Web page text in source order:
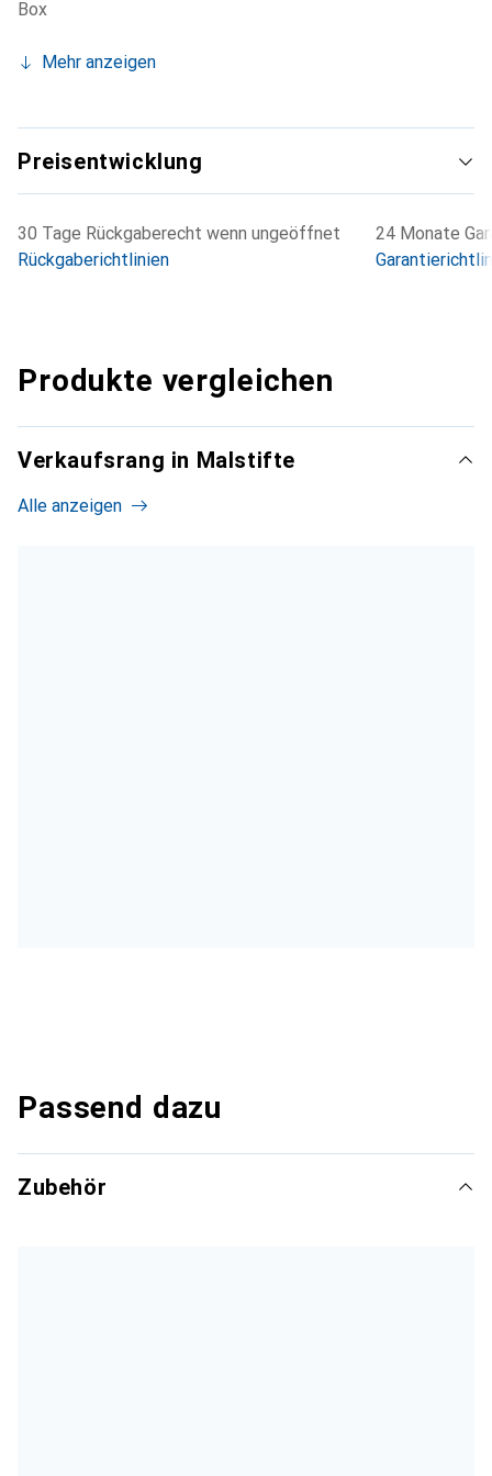
Box
Mehr anzeigen
Preisentwicklung
30 Tage Rückgaberecht wenn ungeöffnet
Rückgaberichtlinien
24 Monate
Produkte vergleichen
Verkaufsrang in Malstifte
Alle anzeigen
Passend dazu
Zubehör